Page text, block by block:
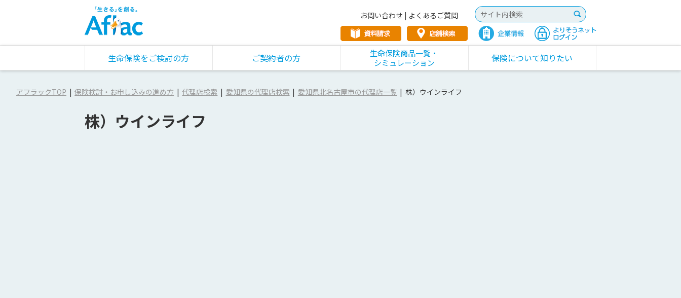
お問い合わせ | よくあるご質問
生命保険をご検討の方 ご契約者の方
生命保険商品一覧・
シミュレーション
保険について知りたい
アフラックTOP 保険検討・お申し込みの進め方 代理店検索 愛知県の代理店検索 愛知県北名古屋市の代理店一覧 株）ウインライフ
株）ウインライフ